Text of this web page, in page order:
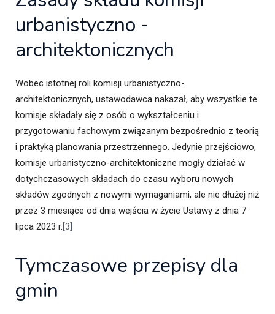
urbanistyczno -
architektonicznych
Wobec istotnej roli komisji urbanistyczno-
architektonicznych, ustawodawca nakazał, aby wszystkie te
komisje składały się z osób o wykształceniu i
przygotowaniu fachowym związanym bezpośrednio z teorią
i praktyką planowania przestrzennego. Jedynie przejściowo,
komisje urbanistyczno-architektoniczne mogły działać w
dotychczasowych składach do czasu wyboru nowych
składów zgodnych z nowymi wymaganiami, ale nie dłużej niż
przez 3 miesiące od dnia wejścia w życie Ustawy z dnia 7
lipca 2023 r. [3]
Tymczasowe przepisy dla
gmin